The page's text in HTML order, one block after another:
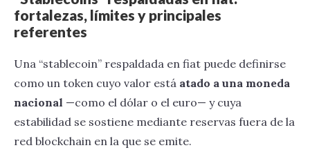
fortalezas, límites y principales
referentes
Una “stablecoin” respaldada en fiat puede definirse
como un token cuyo valor está atado a una moneda
nacional —como el dólar o el euro— y cuya
estabilidad se sostiene mediante reservas fuera de la
red blockchain en la que se emite.